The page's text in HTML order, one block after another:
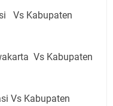
Vs Kabupaten
Vs Kabupaten
Vs Kabupaten